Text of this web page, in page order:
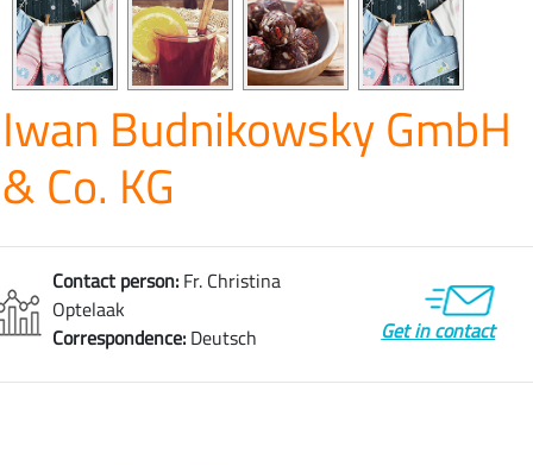
Iwan Budnikowsky GmbH
& Co. KG
Contact person: Fr. Christina
Optelaak
Correspondence: Deutsch Get in contact